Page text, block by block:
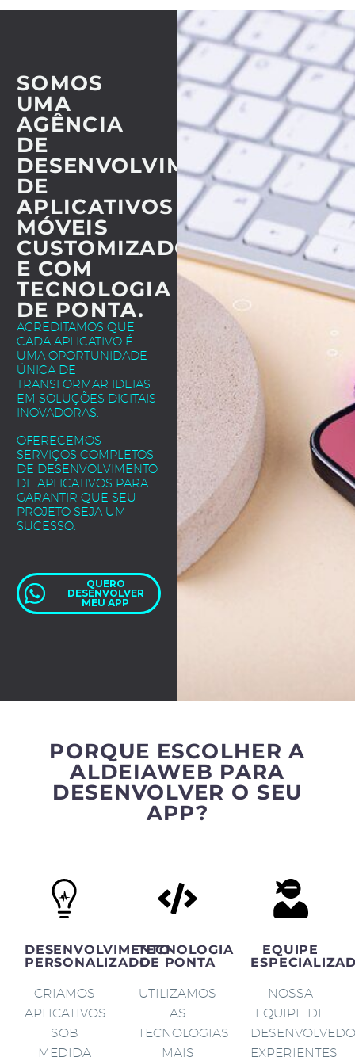
SOMOS
UMA
AGÊNCIA
DE
DESENVOLVIMENTO
DE
APLICATIVOS
MÓVEIS
CUSTOMIZADOS
E COM
TECNOLOGIA
DE PONTA.
ACREDITAMOS QUE
CADA APLICATIVO É
UMA OPORTUNIDADE
ÚNICA DE
TRANSFORMAR IDEIAS
EM SOLUÇÕES DIGITAIS
INOVADORAS.
OFERECEMOS
SERVIÇOS COMPLETOS
DE DESENVOLVIMENTO
DE APLICATIVOS PARA
GARANTIR QUE SEU
PROJETO SEJA UM
SUCESSO.
QUERO
DESENVOLVER
MEU APP
PORQUE ESCOLHER A
ALDEIAWEB PARA
DESENVOLVER O SEU
APP?
DESENVOLVIMENTO
PERSONALIZADO
CRIAMOS
APLICATIVOS
SOB
MEDIDA
TECNOLOGIA
DE PONTA
UTILIZAMOS
AS
TECNOLOGIAS
MAIS
EQUIPE
NOSSA
EQUIPE DE
EXPERIENTES